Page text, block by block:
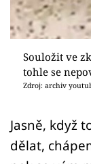
Videa
Sledujte
Sledujte nás
Souložit ve
tohle se
Zdroj: archiv
Jasně, když
dělat,